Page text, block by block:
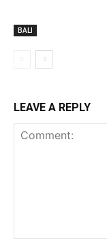
BALI
LEAVE A REPLY